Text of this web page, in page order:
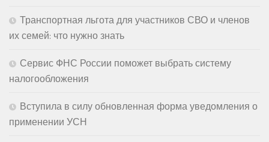
Транспортная льгота для участников СВО и членов
их семей: что нужно знать
Сервис ФНС России поможет выбрать систему
налогообложения
Вступила в силу обновленная форма уведомления о
применении УСН